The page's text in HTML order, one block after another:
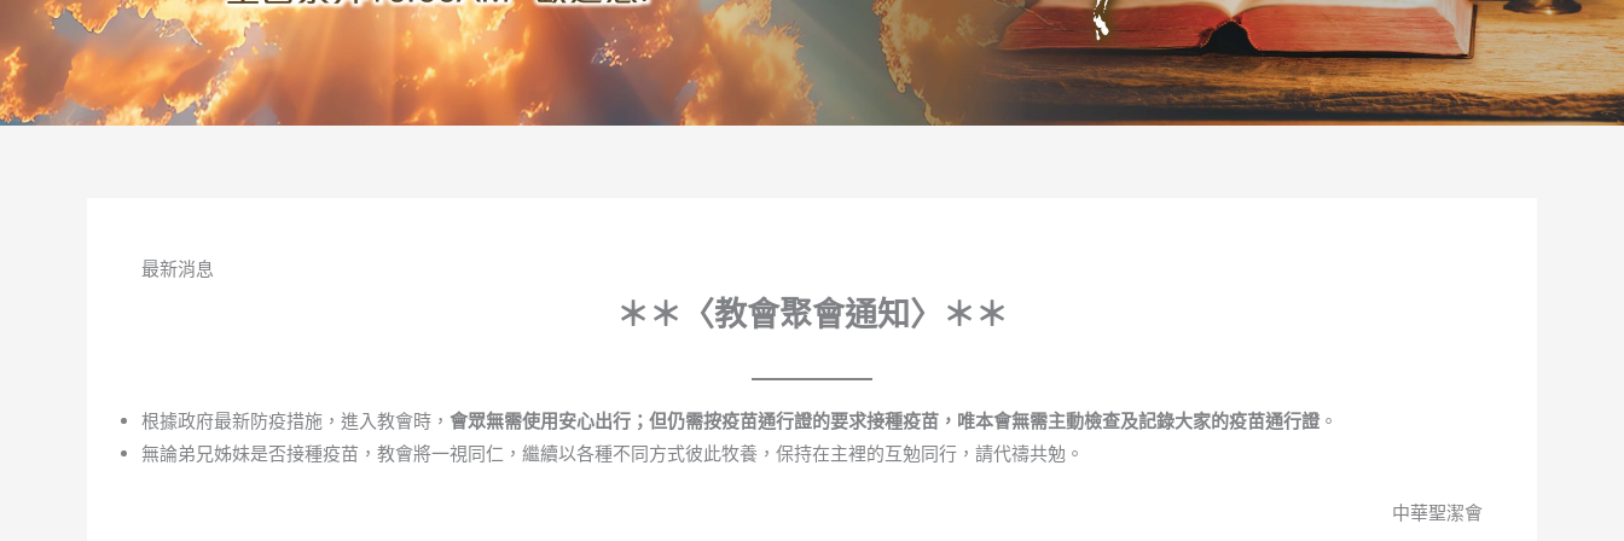
最新消息
＊＊〈教會聚會通知〉＊＊
根據政府最新防疫措施，進入教會時， 會眾無需使用安心出行；但仍需按疫苗通行證的要求接種疫苗，唯本會無需主動檢查及記錄大家的疫苗通行證。
無論弟兄姊妹是否接種疫苗，教會將一視同仁，繼續以各種不同方式彼此牧養，保持在主裡的互勉同行，請代禱共勉。
中華聖潔會